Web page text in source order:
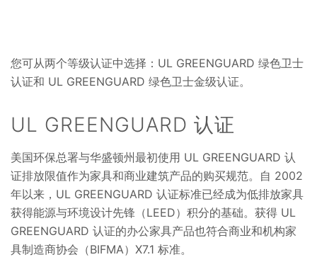
您可从两个等级认证中选择：UL GREENGUARD 绿色卫士
认证和 UL GREENGUARD 绿色卫士金级认证。
UL GREENGUARD 认证
美国环保总署与华盛顿州最初使用 UL GREENGUARD 认
证排放限值作为家具和商业建筑产品的购买规范。自 2002
年以来，UL GREENGUARD 认证标准已经成为低排放家具
获得能源与环境设计先锋（LEED）积分的基础。获得 UL
GREENGUARD 认证的办公家具产品也符合商业和机构家
具制造商协会（BIFMA）X7.1 标准。